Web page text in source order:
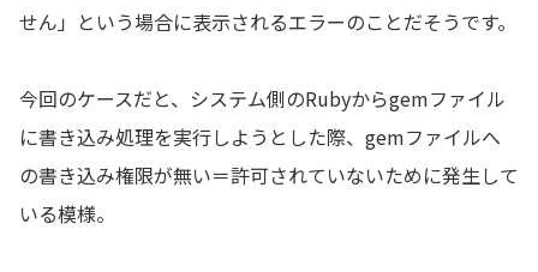
せん」という場合に表示されるエラーのことだそうです。
今回のケースだと、システム側のRubyからgemファイル
に書き込み処理を実行しようとした際、gemファイルへ
の書き込み権限が無い＝許可されていないために発生して
いる模様。